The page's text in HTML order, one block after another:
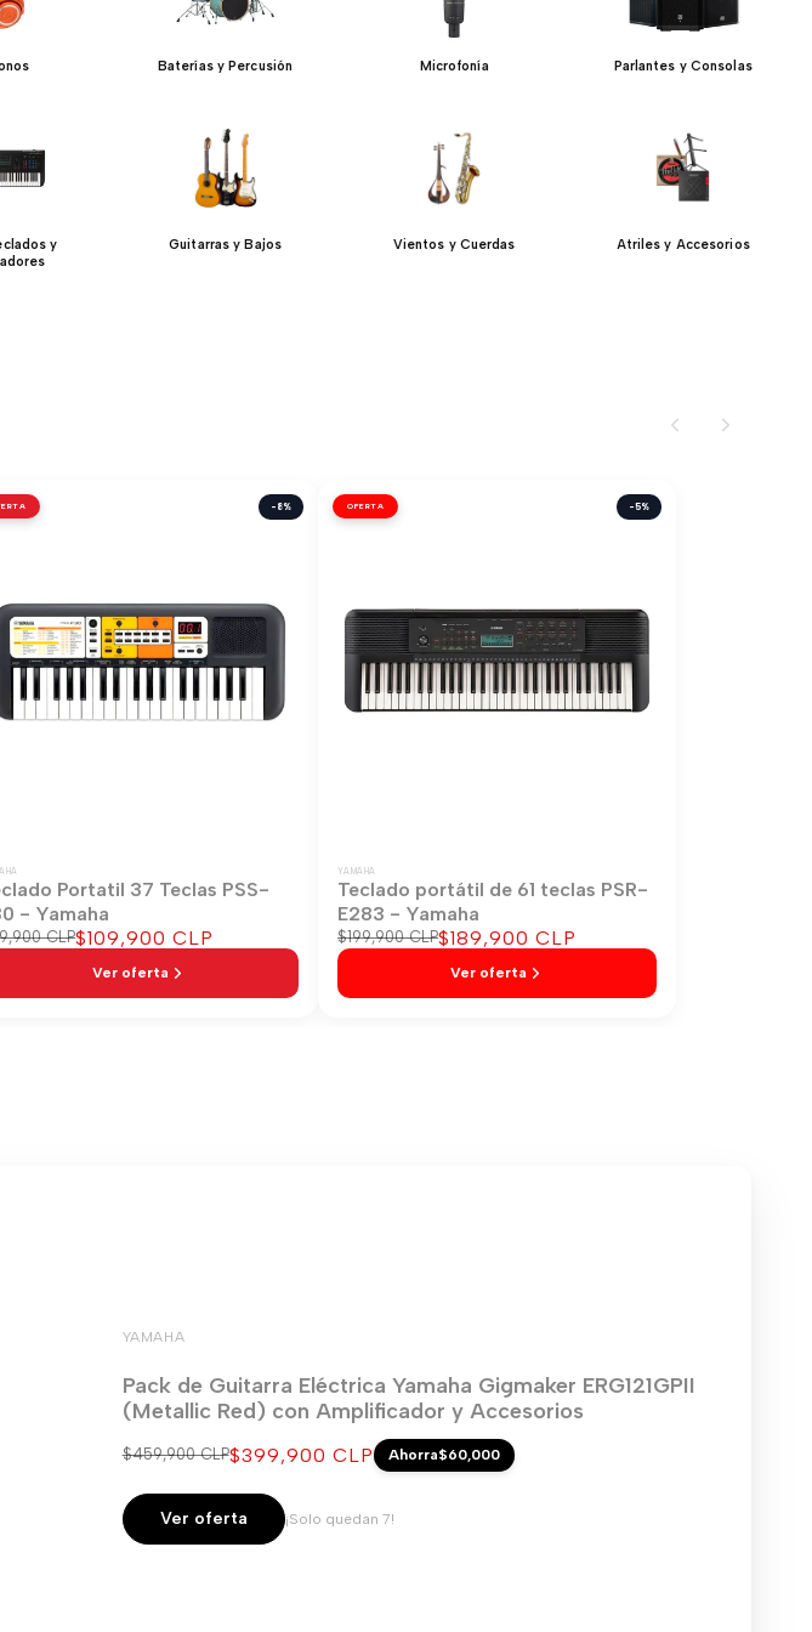
Baterías y Percusión Microfonía Parlantes y Consolas
y
Guitarras y Bajos Vientos y Cuerdas Atriles y Accesorios
-8%
Portatil 37 Teclas PSS-
- Yamaha
CLPPrecio
venta
$109,900 CLP
Ver oferta
OFERTA -5%
YAMAHA
Teclado portátil de 61 teclas PSR-
E283 - Yamaha
Precio
regular
$199,900 CLPPrecio
venta
$189,900 CLP
Ver oferta
YAMAHA
Pack de Guitarra Eléctrica Yamaha Gigmaker ERG121GPII
(Metallic Red) con Amplificador y Accesorios
Precio
$459,900 CLPPrecio
venta
$399,900 CLP Ahorra$60,000
Ver oferta ¡Solo quedan 7!